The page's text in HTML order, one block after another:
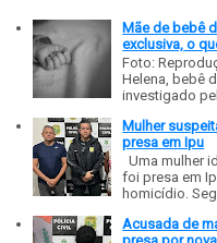
Mãe de bebê
exclusiva, o
Foto:
Helena, bebê
investigado
Mulher
presa em Ipu
Uma mulher
foi presa em
homicídio.
Acusada de
presa por